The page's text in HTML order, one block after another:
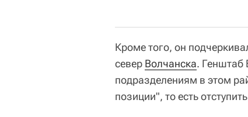
Кроме того, он
север Волчанска. Генштаб
подразделениям в этом
позиции", то есть